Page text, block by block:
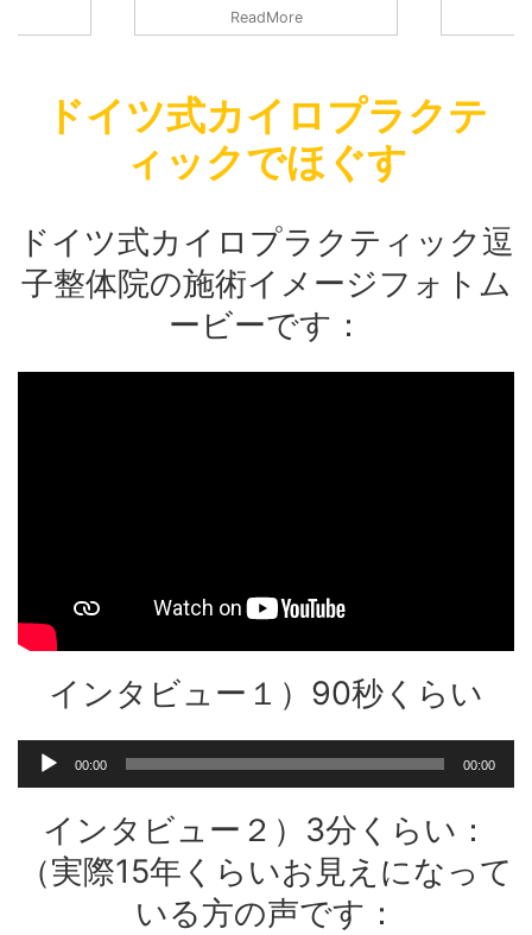
がけており
も時間の
お願いして
必ずマス
ので、継続的に換気をしています。
かりクーラーを利用して換気しつつも
適温を提供できるように心がけており
ます。 施術を受ける方の間も時間の
間隔を十分あけております。 消毒を
徹底しています。 そして：施術を受
着用：施術を受ける方にもお願いして
おります。 施術をする側も必ずマス
...
ReadMore
適温を提供
ます。 施
着用：施術
おります。
ドイツ式カイロプラクテ
ィックでほぐす
ドイツ式カイロプラクティック逗
子整体院の施術イメージフォトム
ービーです：
インタビュー１）90秒くらい
00:00 00:00
インタビュー２）3分くらい：
（実際15年くらいお見えになって
いる方の声です：